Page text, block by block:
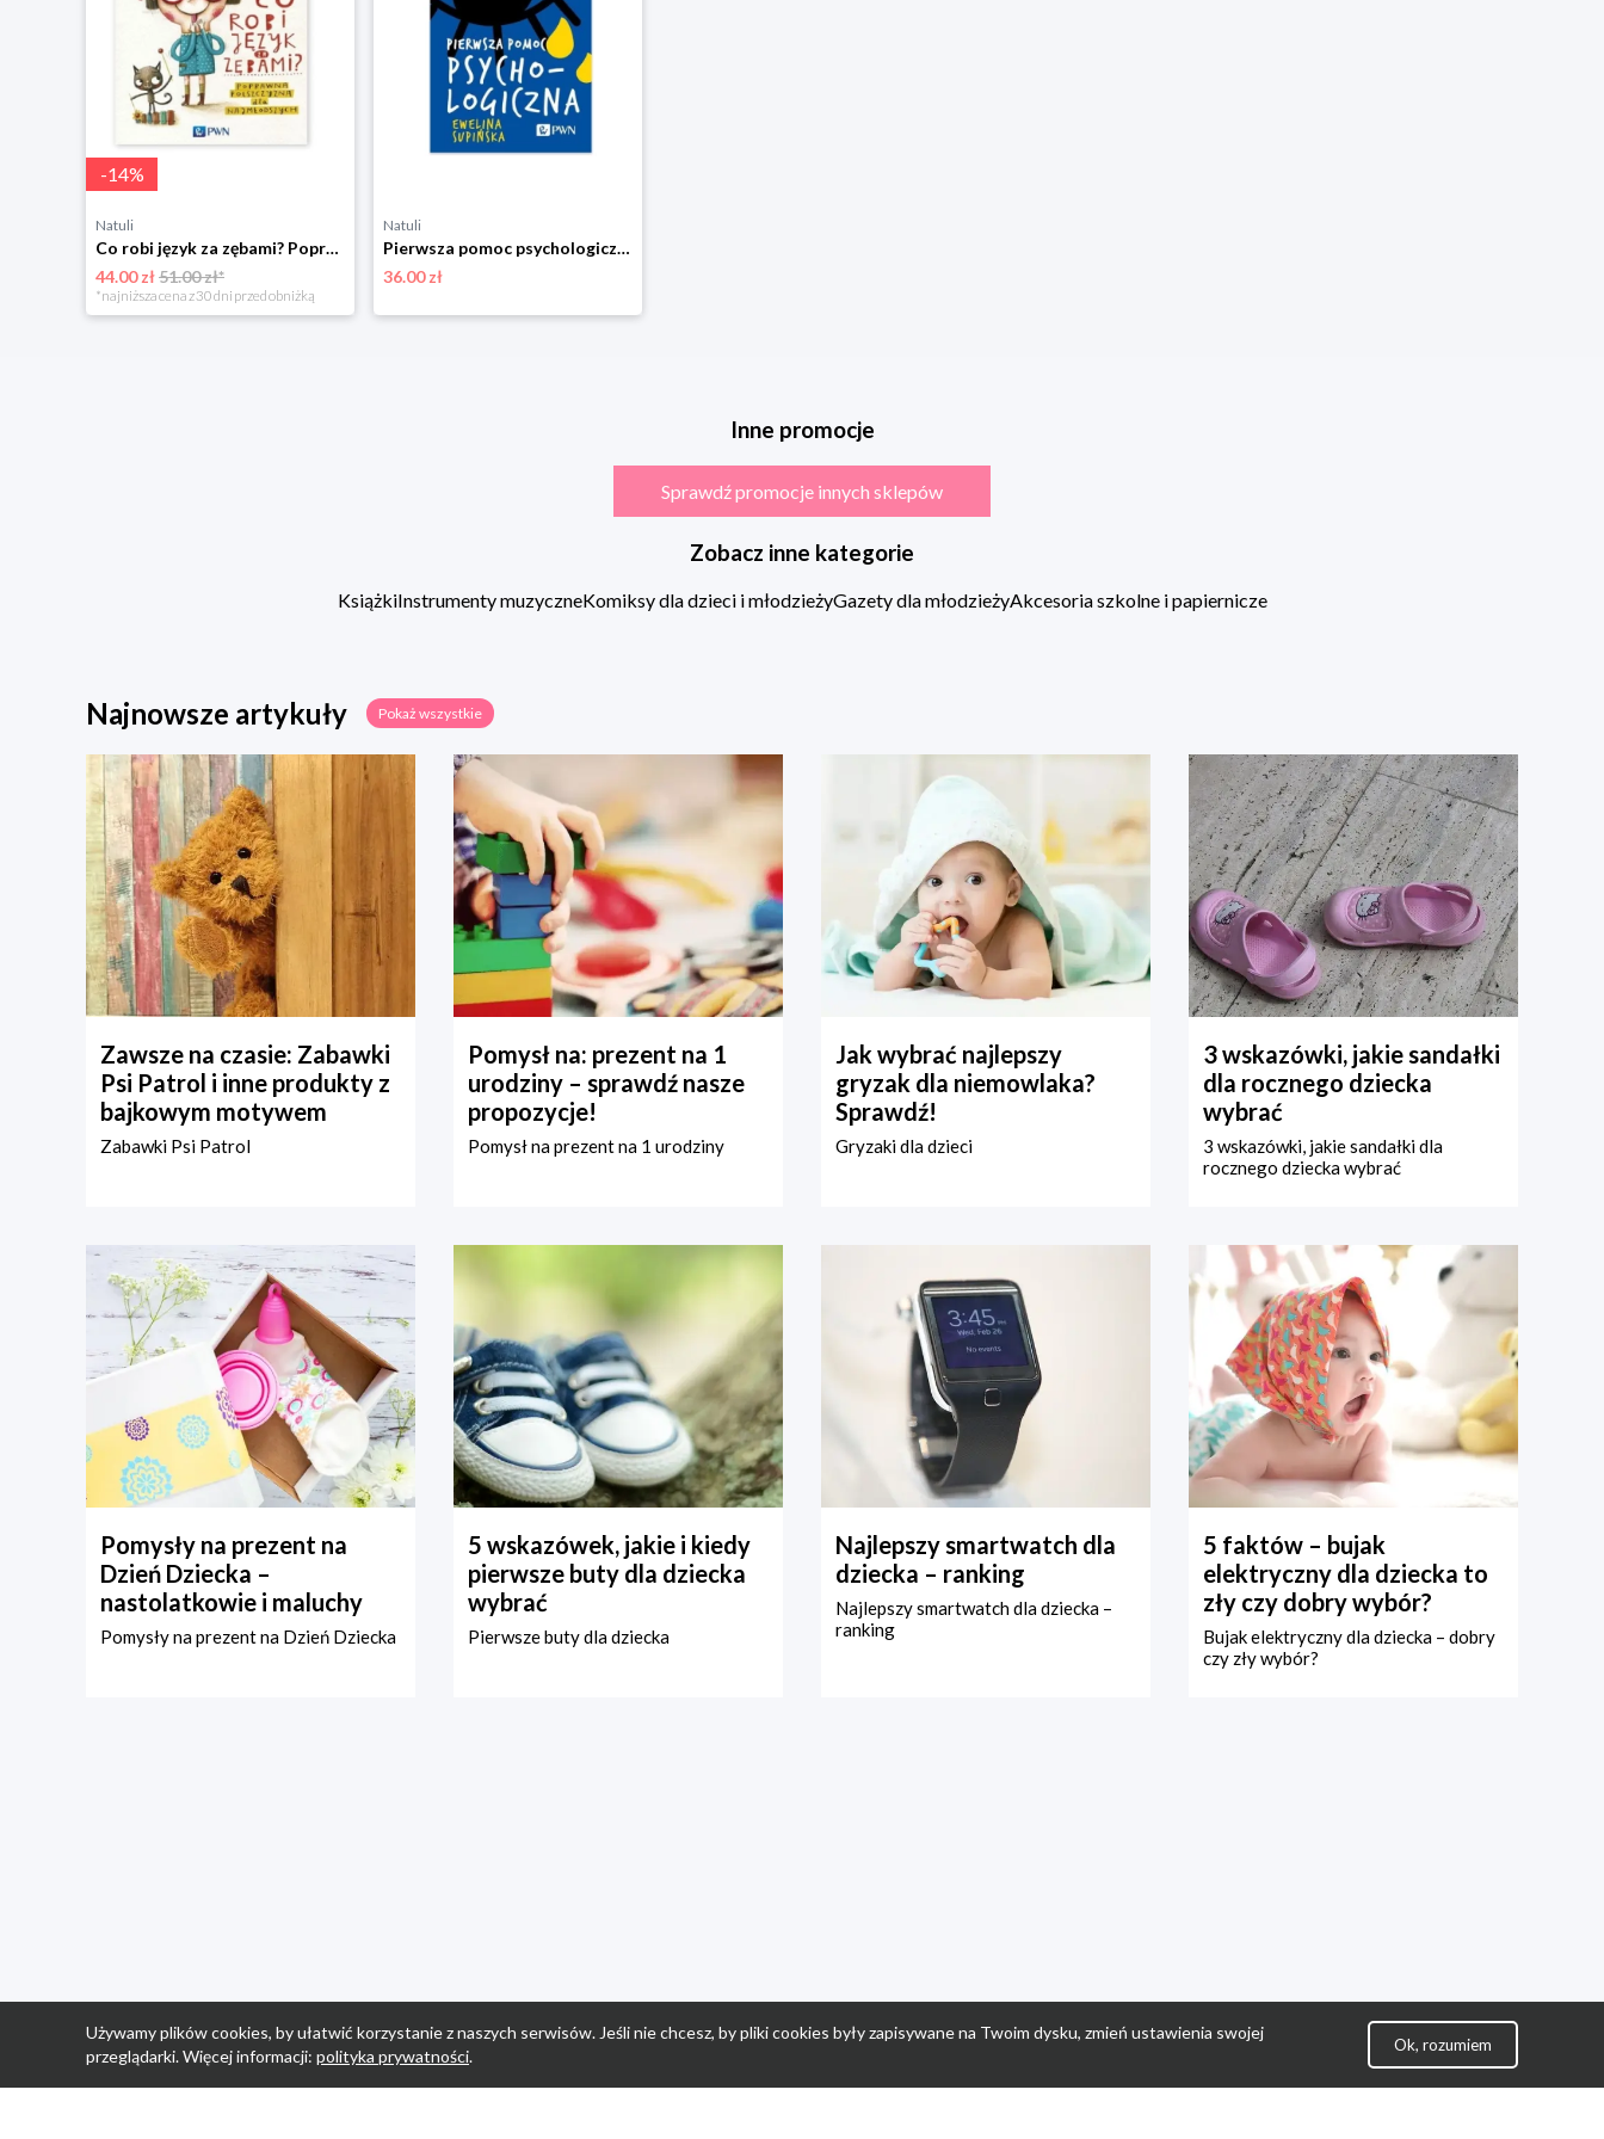
-14%
Natuli
Co robi język za zębami? Poprawna polszczyzna dla najmłodszych Pwn
44.00 zł51.00 zł*
*najniższa cena z 30 dni przed obniżką
Natuli
Pierwsza pomoc psychologiczna Pwn
36.00 zł
Inne promocje
Sprawdź promocje innych sklepów
Zobacz inne kategorie
KsiążkiInstrumenty muzyczneKomiksy dla dzieci i młodzieżyGazety dla młodzieżyAkcesoria szkolne i papiernicze
Najnowsze artykuły Pokaż wszystkie
Zawsze na czasie: Zabawki
Psi Patrol i inne produkty z
bajkowym motywem
Zabawki Psi Patrol
Pomysł na: prezent na 1
urodziny – sprawdź nasze
propozycje!
Pomysł na prezent na 1 urodziny
Jak wybrać najlepszy
gryzak dla niemowlaka?
Sprawdź!
Gryzaki dla dzieci
3 wskazówki, jakie sandałki
dla rocznego dziecka
wybrać
3 wskazówki, jakie sandałki dla
rocznego dziecka wybrać
Pomysły na prezent na
Dzień Dziecka –
nastolatkowie i maluchy
Pomysły na prezent na Dzień Dziecka
5 wskazówek, jakie i kiedy
pierwsze buty dla dziecka
wybrać
Pierwsze buty dla dziecka
Najlepszy smartwatch dla
dziecka – ranking
Najlepszy smartwatch dla dziecka –
ranking
5 faktów – bujak
elektryczny dla dziecka to
zły czy dobry wybór?
Bujak elektryczny dla dziecka – dobry
czy zły wybór?
Używamy plików cookies, by ułatwić korzystanie z naszych serwisów. Jeśli nie chcesz, by pliki cookies były zapisywane na Twoim dysku, zmień ustawienia swojej
przeglądarki. Więcej informacji: polityka prywatności.
Ok, rozumiem